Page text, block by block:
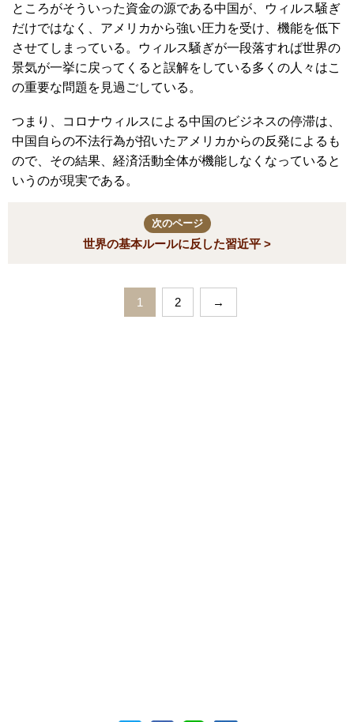
ところがそういった資金の源である中国が、ウィルス騒ぎ
だけではなく、アメリカから強い圧力を受け、機能を低下
させてしまっている。ウィルス騒ぎが一段落すれば世界の
景気が一挙に戻ってくると誤解をしている多くの人々はこ
の重要な問題を見過ごしている。
つまり、コロナウィルスによる中国のビジネスの停滞は、
中国自らの不法行為が招いたアメリカからの反発によるも
ので、その結果、経済活動全体が機能しなくなっていると
いうのが現実である。
次のページ
世界の基本ルールに反した習近平 >
1 2 →